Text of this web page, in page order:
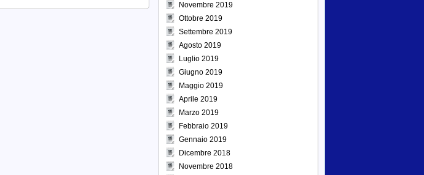
Novembre 2019
Ottobre 2019
Settembre 2019
Agosto 2019
Luglio 2019
Giugno 2019
Maggio 2019
Aprile 2019
Marzo 2019
Febbraio 2019
Gennaio 2019
Dicembre 2018
Novembre 2018